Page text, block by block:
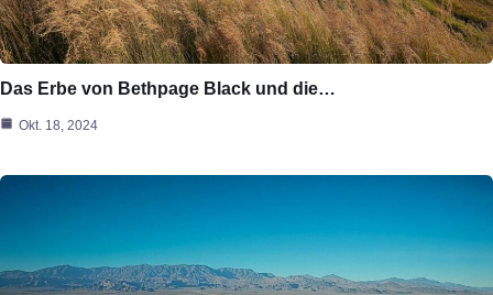
Das Erbe von Bethpage Black und die…
Okt. 18, 2024